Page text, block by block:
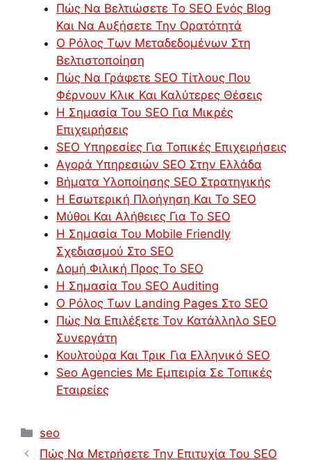
Πώς Να Βελτιώσετε Το SEO Ενός Blog
Και Να Αυξήσετε Την Ορατότητά
Ο Ρόλος Των Μεταδεδομένων Στη
Βελτιστοποίηση
Πώς Να Γράφετε SEO Τίτλους Που
Φέρνουν Κλικ Και Καλύτερες Θέσεις
Η Σημασία Του SEO Για Μικρές
Επιχειρήσεις
SEO Υπηρεσίες Για Τοπικές Επιχειρήσεις
Αγορά Υπηρεσιών SEO Στην Ελλάδα
Βήματα Υλοποίησης SEO Στρατηγικής
Η Εσωτερική Πλοήγηση Και Το SEO
Μύθοι Και Αλήθειες Για Το SEO
Η Σημασία Του Mobile Friendly
Σχεδιασμού Στο SEO
Δομή Φιλική Προς Το SEO
Η Σημασία Του SEO Auditing
Ο Ρόλος Των Landing Pages Στο SEO
Πώς Να Επιλέξετε Τον Κατάλληλο SEO
Συνεργάτη
Κουλτούρα Και Τρικ Για Ελληνικό SEO
Seo Agencies Με Εμπειρία Σε Τοπικές
Εταιρείες
Κατηγορίες
seo
Πώς Να Μετρήσετε Την Επιτυχία Του SEO